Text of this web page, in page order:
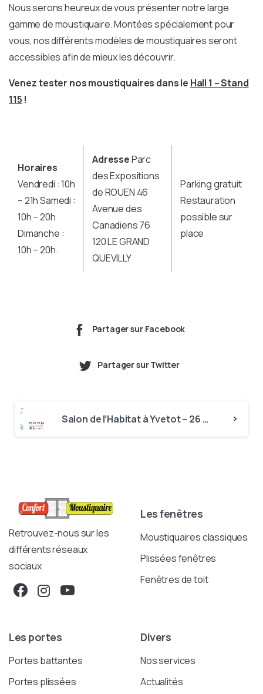
Nous serons heureux de vous présenter notre large
gamme de moustiquaire. Montées spécialement pour
vous, nos différents modèles de moustiquaires seront
accessibles afin de mieux les découvrir.
Venez tester nos moustiquaires dans le Hall 1 – Stand
115 !
Horaires
Vendredi : 10h
– 21h Samedi :
10h – 20h
Dimanche :
10h – 20h.
AdresseParc
des Expositions
de ROUEN 46
Avenue des
Canadiens 76
120 LE GRAND
QUEVILLY
Parking gratuit
Restauration
possible sur
place
Partager sur Facebook
Partager sur Twitter
Continue
Reading
Salon de l’Habitat à Yvetot – 26 au 28 janvier 2019
Retrouvez-nous sur les
différents réseaux
sociaux
Les fenêtres
Moustiquaires classiques
Plissées fenêtres
Fenêtres de toit
Les portes
Portes battantes
Portes plissées
Divers
Nos services
Actualités